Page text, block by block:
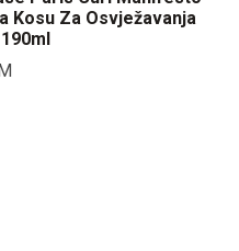
Kosu Za Osvježavanja